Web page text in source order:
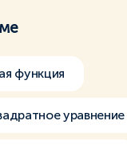
функция
уравнение